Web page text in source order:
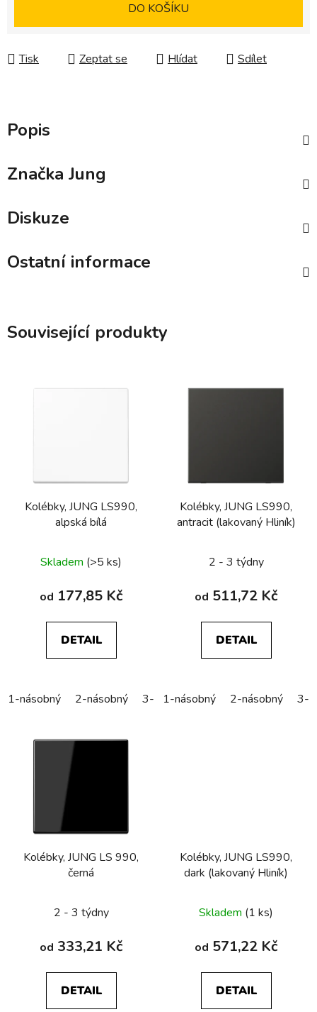
DO KOŠÍKU
Tisk Zeptat se Hlídat Sdílet
Popis
Značka Jung
Diskuze
Ostatní informace
Související produkty
Kolébky, JUNG LS990,
alpská bílá
Skladem (>5 ks)
od 177,85 Kč
DETAIL
1-násobný 2-násobný 3-násobný
Kolébky, JUNG LS990,
antracit (lakovaný Hliník)
2 - 3 týdny
od 511,72 Kč
DETAIL
1-násobný 2-násobný 3-
Kolébky, JUNG LS 990,
černá
2 - 3 týdny
od 333,21 Kč
DETAIL
Kolébky, JUNG LS990,
dark (lakovaný Hliník)
Skladem (1 ks)
od 571,22 Kč
DETAIL